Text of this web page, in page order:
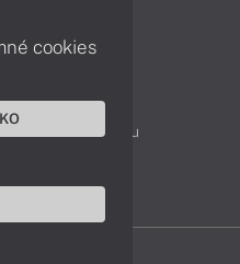
oddelenie
Reklamácia tovaru
cookies